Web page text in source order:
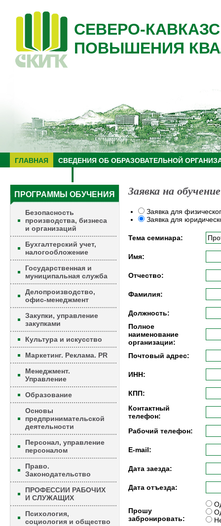
СЕВЕРО-
ПОВЫШЕНИЯ
ГЛАВНАЯ
СВЕДЕНИЯ ОБ ОБРАЗОВАТЕЛЬНОЙ
ПРОГРАММЫ ОБУЧЕНИЯ
Безопасность
производства, бизнеса
и организаций
Бухгалтерский учет,
налогообложение
Государственная и
муниципальная служба
Делопроизводство,
офис-менеджмент
Закупки, управление
закупками
Культура и искусство
Маркетинг. Реклама. PR
Менеджмент.
Управление
Образование
Основы
предпринимательской
деятельности
Персонал, управление
персоналом
Право.
Законодательство
ПРОФЕССИИ РАБОЧИХ
И СЛУЖАЩИХ
Психология,
социология и общество
Заявка на обучение
Заявка для
Заявка для
Тема семинара:
Имя:
Отчество:
Фамилия:
Должность:
Полное
наименование
организации:
Почтовый адрес:
ИНН:
КПП:
Контактный
телефон:
Рабочий телефон:
E-mail:
Дата заезда:
Дата отъезда:
Прошу
забронировать: